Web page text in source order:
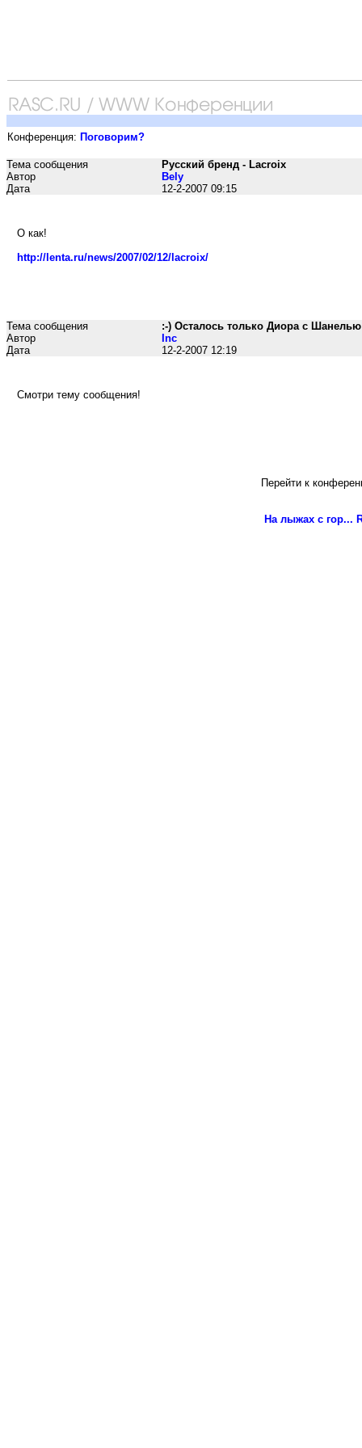
Конференция: Поговорим?
Тема сообщения
Русский бренд - Lacroix
Автор
Bely
Дата
12-2-2007 09:15
О как!
http://lenta.ru/news/2007/02/12/lacroix/
Тема сообщения
:-) Осталось только Диора с
Автор
Inc
Дата
12-2-2007 12:19
Смотри тему сообщения!
Перейти к
На лыжах с гор...